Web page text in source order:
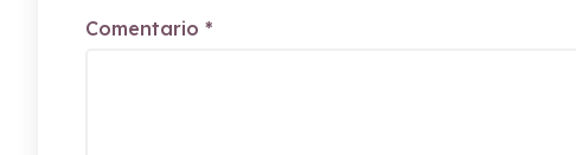
Comentario *